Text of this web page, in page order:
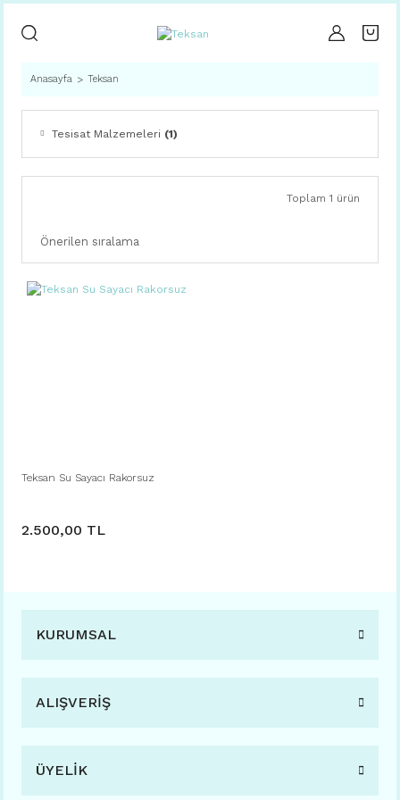
Anasayfa Teksan
Tesisat Malzemeleri (1)
Toplam 1 ürün
Teksan Su Sayacı Rakorsuz
2.500,00 TL
KURUMSAL
ALIŞVERİŞ
ÜYELİK